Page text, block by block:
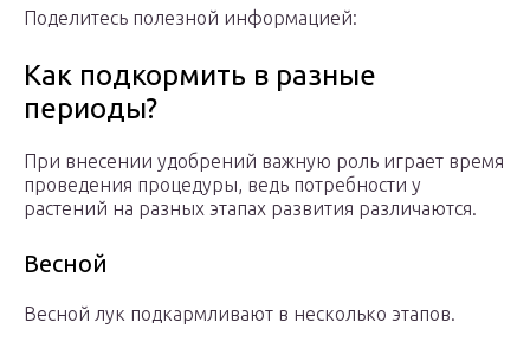
Поделитесь полезной информацией:
Как подкормить в разные
периоды?
При внесении удобрений важную роль играет время
проведения процедуры, ведь потребности у
растений на разных этапах развития различаются.
Весной
Весной лук подкармливают в несколько этапов.